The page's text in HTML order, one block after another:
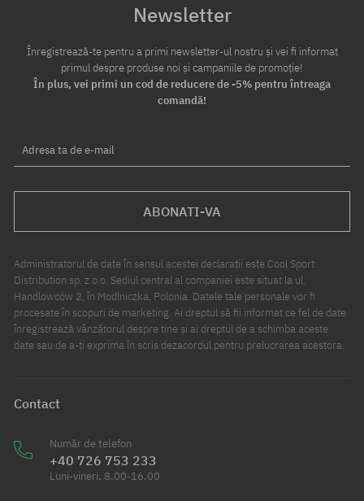
Newsletter
Înregistrează-te pentru a primi newsletter-ul nostru și vei fi informat
primul despre produse noi și campaniile de promoție!
În plus, vei primi un cod de reducere de -5% pentru întreaga
comandă!
Adresa ta de e-mail
ABONATI-VA
Administratorul de date în sensul acestei declarații este Cool Sport
Distribution sp. z o.o. Sediul central al companiei este situat la ul.
Handlowców 2, în Modlniczka, Polonia. Datele tale personale vor fi
procesate în scopuri de marketing. Ai dreptul să fii informat ce fel de date
înregistrează vânzătorul despre tine și ai dreptul de a schimba aceste
date sau de a-ți exprima în scris dezacordul pentru prelucrarea acestora.
Contact
Număr de telefon
+40 726 753 233
Luni-vineri, 8.00-16.00